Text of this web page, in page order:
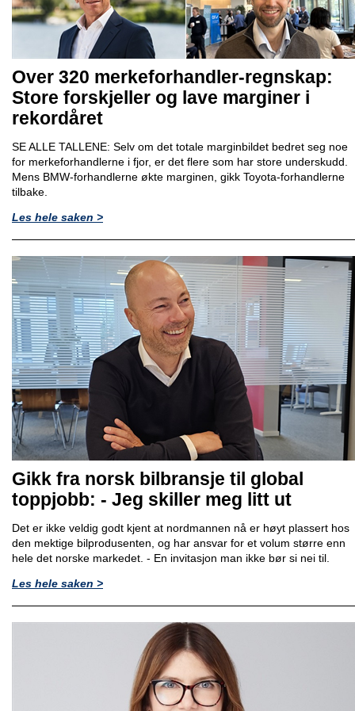
Over 320 merkeforhandler-regnskap:
Store forskjeller og lave marginer i
rekordåret
SE ALLE TALLENE: Selv om det totale marginbildet bedret seg noe
for merkeforhandlerne i fjor, er det flere som har store underskudd.
Mens BMW-forhandlerne økte marginen, gikk Toyota-forhandlerne
tilbake.
Les hele saken >
Gikk fra norsk bilbransje til global
toppjobb: - Jeg skiller meg litt ut
Det er ikke veldig godt kjent at nordmannen nå er høyt plassert hos
den mektige bilprodusenten, og har ansvar for et volum større enn
hele det norske markedet. - En invitasjon man ikke bør si nei til.
Les hele saken >